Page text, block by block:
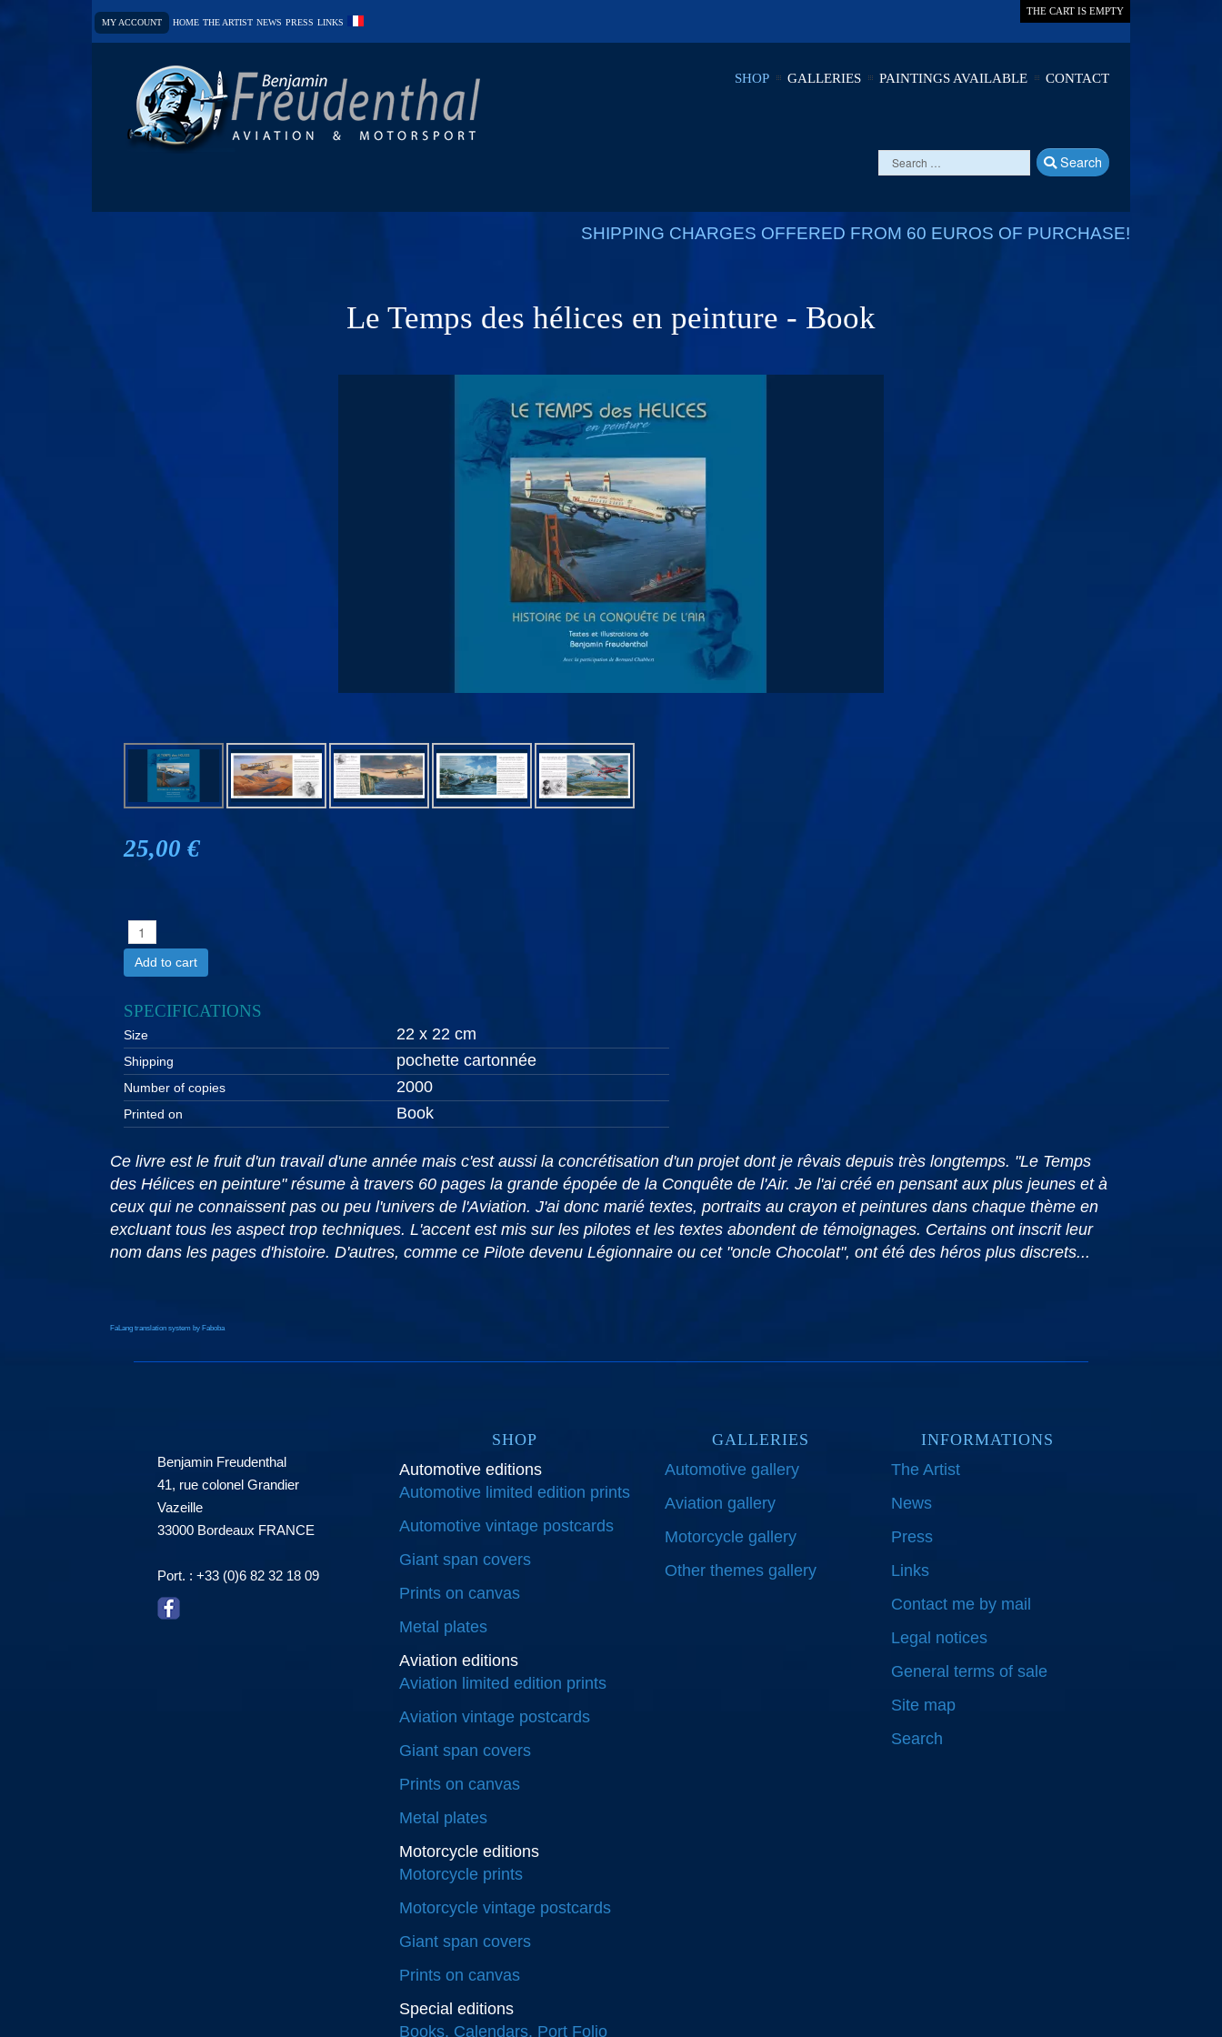
MY ACCOUNT HOME THE ARTIST NEWS PRESS LINKS
THE CART IS EMPTY
SHOP GALLERIES PAINTINGS AVAILABLE CONTACT
Search
SHIPPING CHARGES OFFERED FROM 60 EUROS OF PURCHASE!
Le Temps des hélices en peinture - Book
25,00 €
Add to cart
SPECIFICATIONS
Size 22 x 22 cm
Shipping pochette cartonnée
Number of copies 2000
Printed on Book
Ce livre est le fruit d'un travail d'une année mais c'est aussi la concrétisation d'un projet dont je rêvais depuis très longtemps. "Le Temps
des Hélices en peinture" résume à travers 60 pages la grande épopée de la Conquête de l'Air. Je l'ai créé en pensant aux plus jeunes et à
ceux qui ne connaissent pas ou peu l'univers de l'Aviation. J'ai donc marié textes, portraits au crayon et peintures dans chaque thème en
excluant tous les aspect trop techniques. L'accent est mis sur les pilotes et les textes abondent de témoignages. Certains ont inscrit leur
nom dans les pages d'histoire. D'autres, comme ce Pilote devenu Légionnaire ou cet "oncle Chocolat", ont été des héros plus discrets...
FaLang translation system by Faboba
Benjamin Freudenthal
41, rue colonel Grandier
Vazeille
33000 Bordeaux FRANCE
Port. : +33 (0)6 82 32 18 09
SHOP
Automotive editions
Automotive limited edition prints
Automotive vintage postcards
Giant span covers
Prints on canvas
Metal plates
Aviation editions
Aviation limited edition prints
Aviation vintage postcards
Giant span covers
Prints on canvas
Metal plates
Motorcycle editions
Motorcycle prints
Motorcycle vintage postcards
Giant span covers
Prints on canvas
Special editions
Books, Calendars, Port Folio
GALLERIES
Automotive gallery
Aviation gallery
Motorcycle gallery
Other themes gallery
INFORMATIONS
The Artist
News
Press
Links
Contact me by mail
Legal notices
General terms of sale
Site map
Search